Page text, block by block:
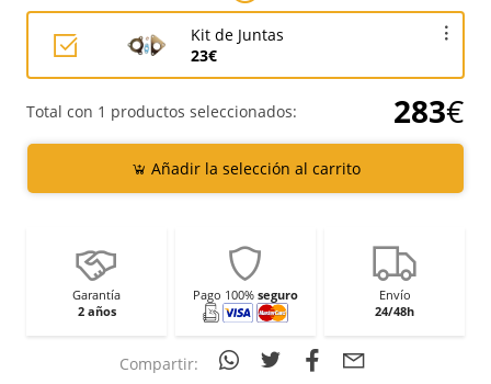
Kit de Juntas
23€
Total con 1 productos seleccionados: 283€
Añadir la selección al carrito
Garantía
2 años
Pago 100% seguro
Envío
24/48h
Compartir: